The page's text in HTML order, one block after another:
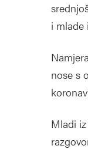
i mlade
nose s
Mladi